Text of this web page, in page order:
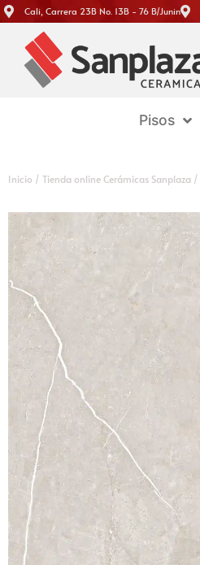
Cali, Carrera 23B No. 13B - 76 B/Junin
Pisos
Inicio / Tienda online Cerámicas Sanplaza /